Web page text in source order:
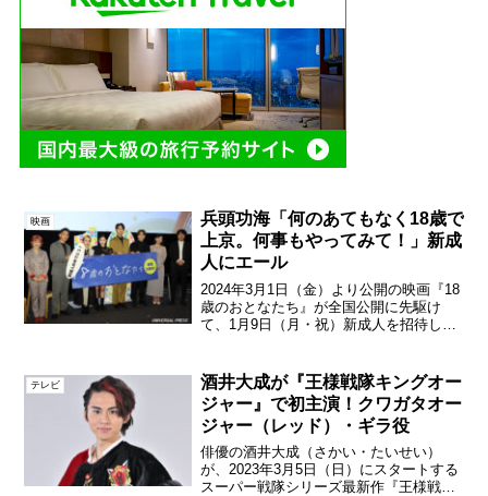
映画
兵頭功海「何のあてもなく18歳で
上京。何事もやってみて！」新成
人にエール
2024年3月1日（金）より公開の映画『18
歳のおとなたち』が全国公開に先駆け
て、1月9日（月・祝）新成人を招待し
映画『18歳のおとなたち』成人の日に開
催された今回...
テレビ
酒井大成が『王様戦隊キングオー
ジャー』で初主演！クワガタオー
ジャー（レッド）・ギラ役
俳優の酒井大成（さかい・たいせい）
が、2023年3月5日（日）にスタートする
スーパー戦隊シリーズ最新作『王様戦隊